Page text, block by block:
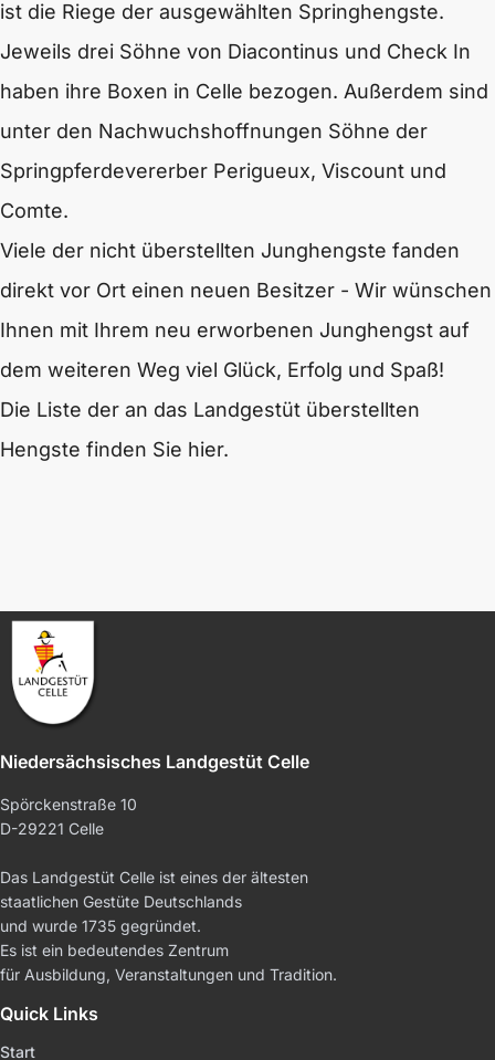
ist die Riege der ausgewählten Springhengste.
Jeweils drei Söhne von Diacontinus und Check In
haben ihre Boxen in Celle bezogen. Außerdem sind
unter den Nachwuchshoffnungen Söhne der
Springpferdevererber Perigueux, Viscount und
Comte.
Viele der nicht überstellten Junghengste fanden
direkt vor Ort einen neuen Besitzer - Wir wünschen
Ihnen mit Ihrem neu erworbenen Junghengst auf
dem weiteren Weg viel Glück, Erfolg und Spaß!
Die Liste der an das Landgestüt überstellten
Hengste finden Sie hier.
Niedersächsisches Landgestüt Celle
Spörckenstraße 10
D-29221 Celle
Das Landgestüt Celle ist eines der ältesten
staatlichen Gestüte Deutschlands
und wurde 1735 gegründet.
Es ist ein bedeutendes Zentrum
für Ausbildung, Veranstaltungen und Tradition.
Quick Links
Start